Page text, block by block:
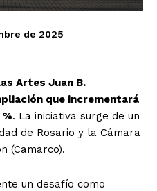
de 2025
Artes Juan B.
que incrementará
. La iniciativa surge de un
de Rosario y la Cámara
(Camarco).
un desafío como